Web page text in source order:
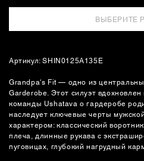
ВЫБЕРИТЕ
Артикул: SHIN0125A135E
Grandpa's Fit — одно из
Garderobe. Этот силуэт
команды Ushatava о гардеробе
наследует ключевые черты
характером: классический
плеча, длинные рукава с
пуговицах, глубокий нагрудный